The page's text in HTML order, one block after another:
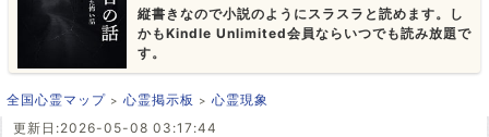
縦書きなので小説のようにスラスラと読めます。し
かもKindle Unlimited会員ならいつでも読み放題で
す。
全国心霊マップ 心霊掲示板
心霊現象
更新日:2026-05-08 03:17:44